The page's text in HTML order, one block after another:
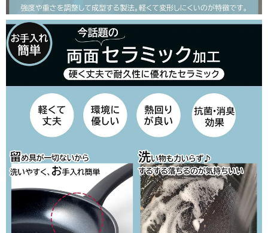
close
■包装の有無（通常発送日＋3営業日以降発送）
(
必
須
□のし紙の有無（のし上・表書きの選択・内のし対応）
(
必
須
※ギフト対応について
(
必
須
確認しました